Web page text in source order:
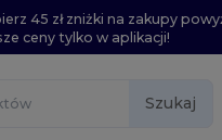
45 zł zniżki na zakupy
ceny tylko w aplikacji!
Szukaj